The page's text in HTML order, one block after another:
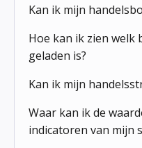
Kan ik mijn
Hoe kan ik zien
geladen is?
Kan ik mijn
Waar kan ik de
indicatoren van mijn